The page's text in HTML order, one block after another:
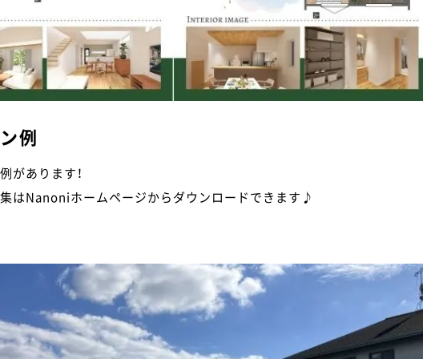
例
があります！
はNanoniホームページからダウンロードできます♪